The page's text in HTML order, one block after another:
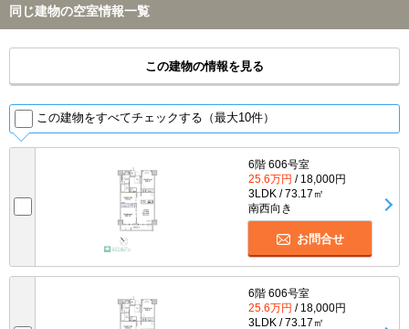
同じ建物の空室情報一覧
この建物の情報を見る
この建物をすべてチェックする（最大10件）
6階 606号室
25.6万円 / 18,000円
3LDK / 73.17㎡
南西向き
お問合せ
6階 606号室
25.6万円 / 18,000円
3LDK / 73.17㎡